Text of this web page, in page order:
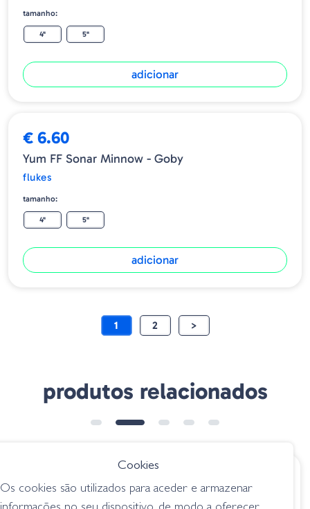
tamanho:
4" 5"
adicionar
€ 6.60
Yum FF Sonar Minnow - Goby
flukes
tamanho:
4" 5"
adicionar
1 2 >
produtos relacionados
€ 10.95
OSP Dolive Stick
Amostra Twitch
Cookies
Os cookies são utilizados para aceder e armazenar